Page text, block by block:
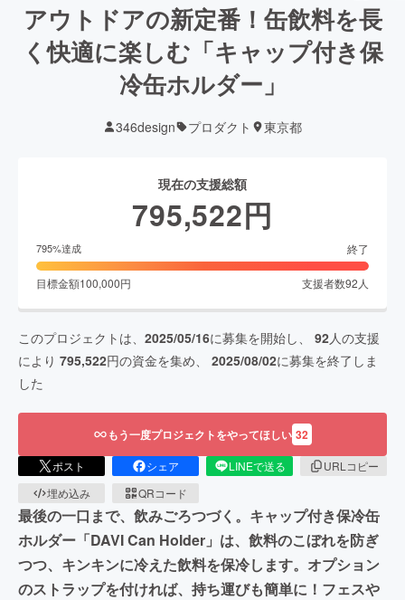
アウトドアの新定番！缶飲料を長
く快適に楽しむ「キャップ付き保
冷缶ホルダー」
346design プロダクト 東京都
現在の支援総額
795,522円
795%達成 終了
目標金額100,000円 支援者数92 人
このプロジェクトは、 2025/05/16に募集を開始し、 92人の支援
により 795,522円の資金を集め、 2025/08/02に募集を終了しま
した
もう一度プロジェクトをやってほしい 32
ポスト シェア LINEで送る
URLコピー
埋め込み
QRコード
最後の一口まで、飲みごろつづく。キャップ付き保冷缶
ホルダー「DAVI Can Holder」は、飲料のこぼれを防ぎ
つつ、キンキンに冷えた飲料を保冷します。オプション
のストラップを付ければ、持ち運びも簡単に！フェスや